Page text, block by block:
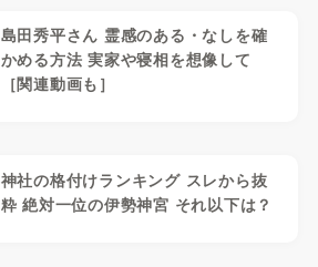
島田秀平さん 霊感のある・なしを確
かめる方法 実家や寝相を想像して
［関連動画も］
神社の格付けランキング スレから抜
粋 絶対一位の伊勢神宮 それ以下は？